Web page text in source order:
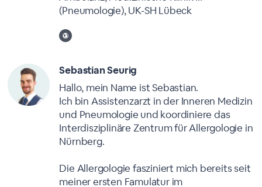
(Pneumologie), UK-SH Lübeck
Sebastian Seurig
Hallo, mein Name ist Sebastian.
Ich bin Assistenzarzt in der Inneren Medizin
und Pneumologie und koordiniere das
Interdisziplinäre Zentrum für Allergologie in
Nürnberg.
Die Allergologie fasziniert mich bereits seit
meiner ersten Famulatur im